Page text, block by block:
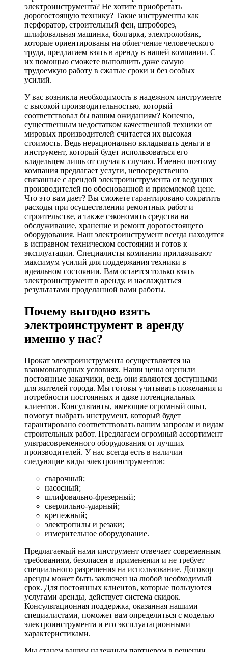
электроинструмента? Не хотите приобретать
дорогостоящую технику? Такие инструменты как
перфоратор, строительный фен, штроборез,
шлифовальная машинка, болгарка, электролобзик,
которые ориентированы на облегчение человеческого
труда, предлагаем взять в аренду в нашей компании. С
их помощью сможете выполнить даже самую
трудоемкую работу в сжатые сроки и без особых
усилий.
У вас возникла необходимость в надежном инструменте
с высокой производительностью, который
соответствовал бы вашим ожиданиям? Конечно,
существенным недостатком качественной техники от
мировых производителей считается их высокая
стоимость. Ведь нерационально вкладывать деньги в
инструмент, который будет использоваться его
владельцем лишь от случая к случаю. Именно поэтому
компания предлагает услуги, непосредственно
связанные с арендой электроинструмента от ведущих
производителей по обоснованной и приемлемой цене.
Что это вам дает? Вы сможете гарантировано сократить
расходы при осуществлении ремонтных работ и
строительстве, а также сэкономить средства на
обслуживание, хранение и ремонт дорогостоящего
оборудования. Наш электроинструмент всегда находится
в исправном техническом состоянии и готов к
эксплуатации. Специалисты компании прилаживают
максимум усилий для поддержания техники в
идеальном состоянии. Вам остается только взять
электроинструмент в аренду, и наслаждаться
результатами проделанной вами работы.
Почему выгодно взять
электроинструмент в аренду
именно у нас?
Прокат электроинструмента осуществляется на
взаимовыгодных условиях. Наши цены оценили
постоянные заказчики, ведь они являются доступными
для жителей города. Мы готовы учитывать пожелания и
потребности постоянных и даже потенциальных
клиентов. Консультанты, имеющие огромный опыт,
помогут выбрать инструмент, который будет
гарантировано соответствовать вашим запросам и видам
строительных работ. Предлагаем огромный ассортимент
ультрасовременного оборудования от лучших
производителей. У нас всегда есть в наличии
следующие виды электроинструментов:
сварочный;
насосный;
шлифовально-фрезерный;
сверлильно-ударный;
крепежный;
электропилы и резаки;
измерительное оборудование.
Предлагаемый нами инструмент отвечает современным
требованиям, безопасен в применении и не требует
специального разрешения на использование. Договор
аренды может быть заключен на любой необходимый
срок. Для постоянных клиентов, которые пользуются
услугами аренды, действует система скидок.
Консультационная поддержка, оказанная нашими
специалистами, поможет вам определиться с моделью
электроинструмента и его эксплуатационными
характеристиками.